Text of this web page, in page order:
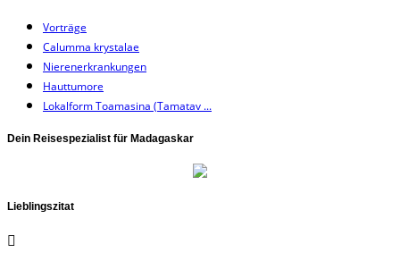
Vorträge
Calumma krystalae
Nierenerkrankungen
Hauttumore
Lokalform Toamasina (Tamatav ...
Dein Reisespezialist für Madagaskar
Lieblingszitat